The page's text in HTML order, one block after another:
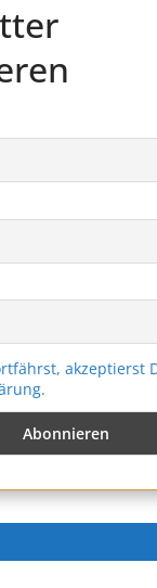
akzeptierst